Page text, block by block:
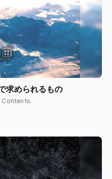
求められるもの